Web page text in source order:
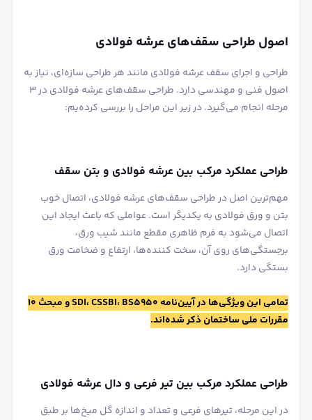
اصول طراحی سقف‌های عرشه فولادی
طراحی و اجرای سقف عرشه فولادی مانند هر طراحی سازه‌ای، نیاز به
اصول فنی و مهندسی دارد. طراحی سقف‌های عرشه فولادی در 3
مرحله انجام می‌گیرد. در زیر این مراحل را بررسی کرده‌یم:
طراحی عملکرد مرکب بین عرشه فولادی و بتن سقف
مهم‌ترین اصل در طراحی سقف‌های عرشه فولادی، اتصال خوب
بتن و ورق فولادی به یکدیگر است. عواملی که باعث ایجاد این
اتصال می‌شود به فرم ظاهری مقطع مانند شیب ورق،
برجستگی‌های روی آن، سخت کننده‌ها، ارتفاع و ضخامت ورق
بستگی دارد.
تمامی این ویژگی‌ها در آیین‌نامه SDI، CSSBI، BS5950 و مبحث 10
مقررات ملی ساختمان ذکر شده‌اند.
طراحی عملکرد مرکب بین تیر فرعی و دال عرشه فولادی
در این مرحله، تیرهای فرعی و تعداد و اندازه گل میخ‌ها بر طبق